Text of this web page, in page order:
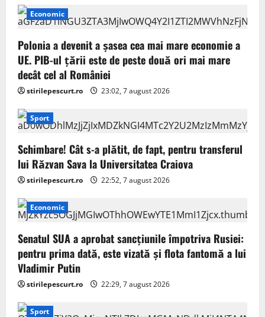
Economic
Polonia a devenit a șasea cea mai mare economie a
UE. PIB-ul țării este de peste două ori mai mare
decât cel al României
stirilepescurt.ro 23:02, 7 august 2026
Sport
Schimbare! Cât s-a plătit, de fapt, pentru transferul
lui Răzvan Sava la Universitatea Craiova
stirilepescurt.ro 22:52, 7 august 2026
Economic
Senatul SUA a aprobat sancțiunile împotriva Rusiei:
pentru prima dată, este vizată și flota fantomă a lui
Vladimir Putin
stirilepescurt.ro 22:29, 7 august 2026
Sport